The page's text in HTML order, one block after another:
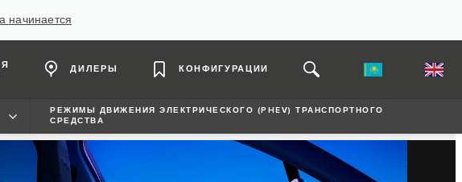
начинается
ДИЛЕРЫ КОНФИГУРАЦИИ
РЕЖИМЫ ДВИЖЕНИЯ ЭЛЕКТРИЧЕСКОГО (PHEV) ТРАНСПОРТНОГО
СРЕДСТВА